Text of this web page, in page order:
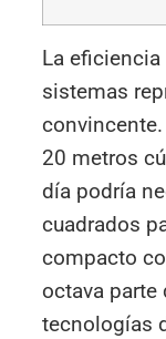
La
sistemas
20 metros
día podría
cuadrados
compacto
octava parte
tecnologías